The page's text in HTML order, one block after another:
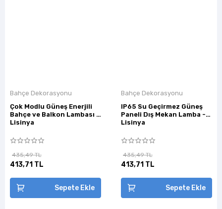
Bahçe Dekorasyonu
Çok Modlu Güneş Enerjili
Bahçe ve Balkon Lambası -
Lisinya
435,49 TL
413,71 TL
Sepete Ekle
Bahçe Dekorasyonu
IP65 Su Geçirmez Güneş
Paneli Dış Mekan Lamba -
Lisinya
435,49 TL
413,71 TL
Sepete Ekle